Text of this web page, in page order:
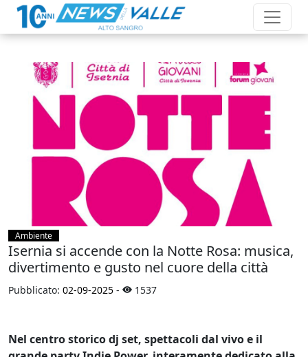
Ambiente
Isernia si accende con la Notte Rosa: musica,
divertimento e gusto nel cuore della città
Pubblicato: 02-09-2025 - 1537
Nel centro storico dj set, spettacoli dal vivo e il